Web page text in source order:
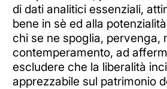
di dati analitici essenziali,
bene in sè ed alla
chi se ne spoglia, pervenga,
contemperamento, ad
escludere che la liberalità
apprezzabile sul patrimonio